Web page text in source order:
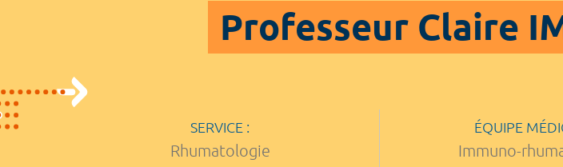
Professeur Claire
SERVICE :
Rhumatologie
ÉQUIPE
Immuno-